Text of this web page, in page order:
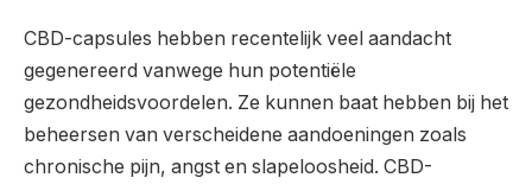
CBD-capsules hebben recentelijk veel aandacht
gegenereerd vanwege hun potentiële
gezondheidsvoordelen. Ze kunnen baat hebben bij het
beheersen van verscheidene aandoeningen zoals
chronische pijn, angst en slapeloosheid. CBD-